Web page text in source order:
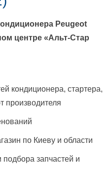
Peugeot
центре «Альт-Стар
кондиционера, стартера,
производителя
по Киеву и области
запчастей и